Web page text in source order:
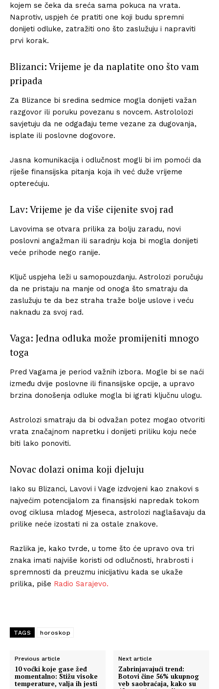
kojem se čeka da sreća sama pokuca na vrata.
Naprotiv, uspjeh će pratiti one koji budu spremni
donijeti odluke, zatražiti ono što zaslužuju i napraviti
prvi korak.
Blizanci: Vrijeme je da naplatite ono što vam
pripada
Za Blizance bi sredina sedmice mogla donijeti važan
razgovor ili poruku povezanu s novcem. Astrololozi
savjetuju da ne odgađaju teme vezane za dugovanja,
isplate ili poslovne dogovore.
Jasna komunikacija i odlučnost mogli bi im pomoći da
riješe finansijska pitanja koja ih već duže vrijeme
opterećuju.
Lav: Vrijeme je da više cijenite svoj rad
Lavovima se otvara prilika za bolju zaradu, novi
poslovni angažman ili saradnju koja bi mogla donijeti
veće prihode nego ranije.
Ključ uspjeha leži u samopouzdanju. Astrolozi poručuju
da ne pristaju na manje od onoga što smatraju da
zaslužuju te da bez straha traže bolje uslove i veću
naknadu za svoj rad.
Vaga: Jedna odluka može promijeniti mnogo
toga
Pred Vagama je period važnih izbora. Mogle bi se naći
između dvije poslovne ili finansijske opcije, a upravo
brzina donošenja odluke mogla bi igrati ključnu ulogu.
Astrolozi smatraju da bi odvažan potez mogao otvoriti
vrata značajnom napretku i donijeti priliku koju neće
biti lako ponoviti.
Novac dolazi onima koji djeluju
Iako su Blizanci, Lavovi i Vage izdvojeni kao znakovi s
najvećim potencijalom za finansijski napredak tokom
ovog ciklusa mladog Mjeseca, astrolozi naglašavaju da
prilike neće izostati ni za ostale znakove.
Razlika je, kako tvrde, u tome što će upravo ova tri
znaka imati najviše koristi od odlučnosti, hrabrosti i
spremnosti da preuzmu inicijativu kada se ukaže
prilika, piše Radio Sarajevo.
TAGS horoskop
Previous article
10 voćki koje gase žeđ
momentalno: Stižu visoke
temperature, valja ih jesti
Next article
Zabrinjavajući trend:
Botovi čine 56% ukupnog
veb saobraćaja, kako su